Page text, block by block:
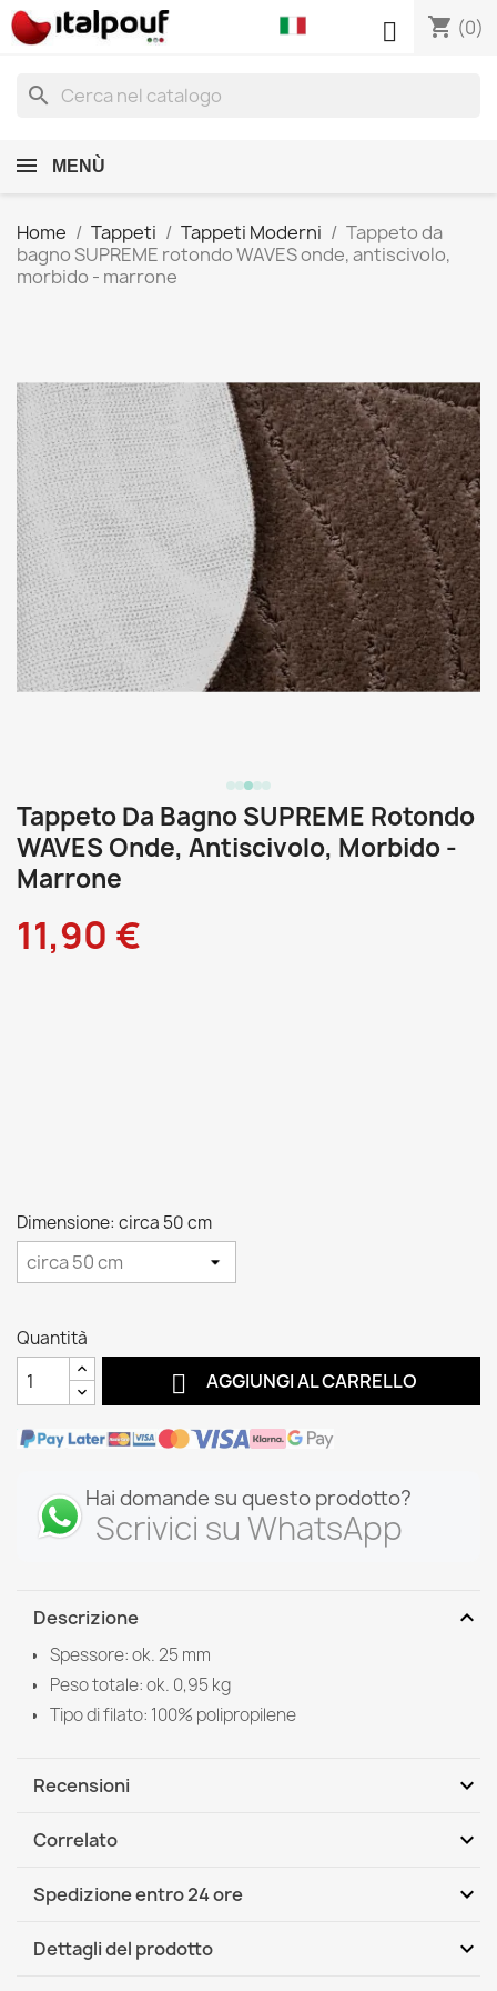
shopping_cart (0)

search
MENÙ
Home Tappeti Tappeti Moderni
Tappeto da
bagno SUPREME rotondo WAVES onde, antiscivolo,
morbido - marrone
Tappeto Da Bagno SUPREME Rotondo
WAVES Onde, Antiscivolo, Morbido -
Marrone
11,90 €
Dimensione: circa 50 cm
Quantità
 AGGIUNGI AL CARRELLO
Hai domande su questo prodotto?
Scrivici su WhatsApp
Descrizione expand_more
Spessore: ok. 25 mm
Peso totale: ok. 0,95 kg
Tipo di filato: 100% polipropilene
Recensioni expand_more
Correlato expand_more
Spedizione entro 24 ore expand_more
DHL / GLS International
Dettagli del prodotto expand_more